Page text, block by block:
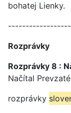
bohatej Lienky.
Rozprávky
Rozprávky 8 :
Načítal
rozprávky